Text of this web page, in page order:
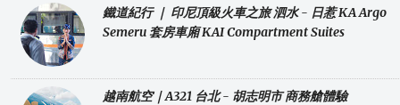
鐵道紀行 ｜ 印尼頂級火車之旅 泗水 - 日惹 KA Argo
Semeru 套房車廂 KAI Compartment Suites
越南航空｜A321 台北 - 胡志明市 商務艙體驗